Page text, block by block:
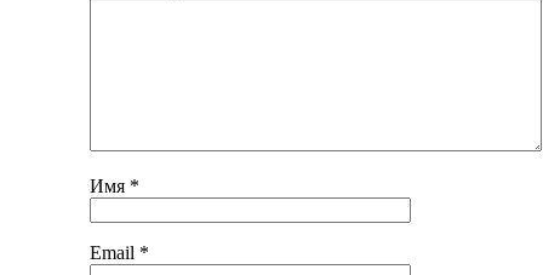
Имя *
Email *